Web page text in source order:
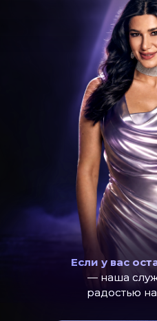
Если у вас
— наша
радостью